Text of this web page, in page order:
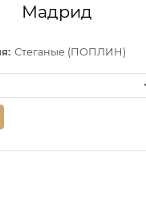
Мадрид
Стеганые (ПОПЛИН)